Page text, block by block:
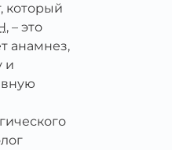
который
, – это
анамнез,
и